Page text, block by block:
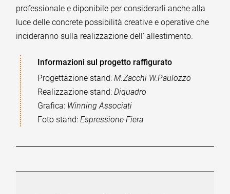
professionale e diponibile per considerarli anche alla
luce delle concrete possibilità creative e operative che
incideranno sulla realizzazione dell' allestimento.
Informazioni sul progetto raffigurato
Progettazione stand:M.Zacchi W.Paulozzo
Realizzazione stand:Diquadro
Grafica: Winning Associati
Foto stand:Espressione Fiera